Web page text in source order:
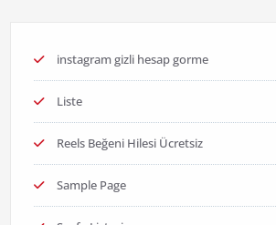
instagram gizli hesap gorme
Liste
Reels Beğeni Hilesi Ücretsiz
Sample Page